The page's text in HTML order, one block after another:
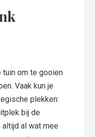
om te gooien
Vaak kun je
plekken:
bij de
altijd al wat mee